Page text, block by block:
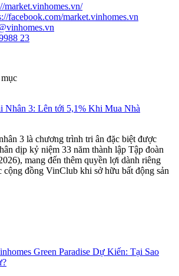
market.vinhomes.vn/
facebook.com/market.vinhomes.vn
23
Nhân 3: Lên tới 5,1% Khi Mua Nhà
3 là chương trình tri ân đặc biệt được
dịp kỷ niệm 33 năm thành lập Tập đoàn
mang đến thêm quyền lợi dành riêng
cộng đồng VinClub khi sở hữu bất động sản
Green Paradise Dự Kiến: Tại Sao